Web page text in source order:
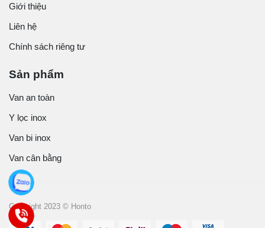
Giới thiệu
Liên hệ
Chính sách riêng tư
Sản phẩm
Van an toàn
Y lọc inox
Van bi inox
Van cân bằng
Copyright 2023 © Honto